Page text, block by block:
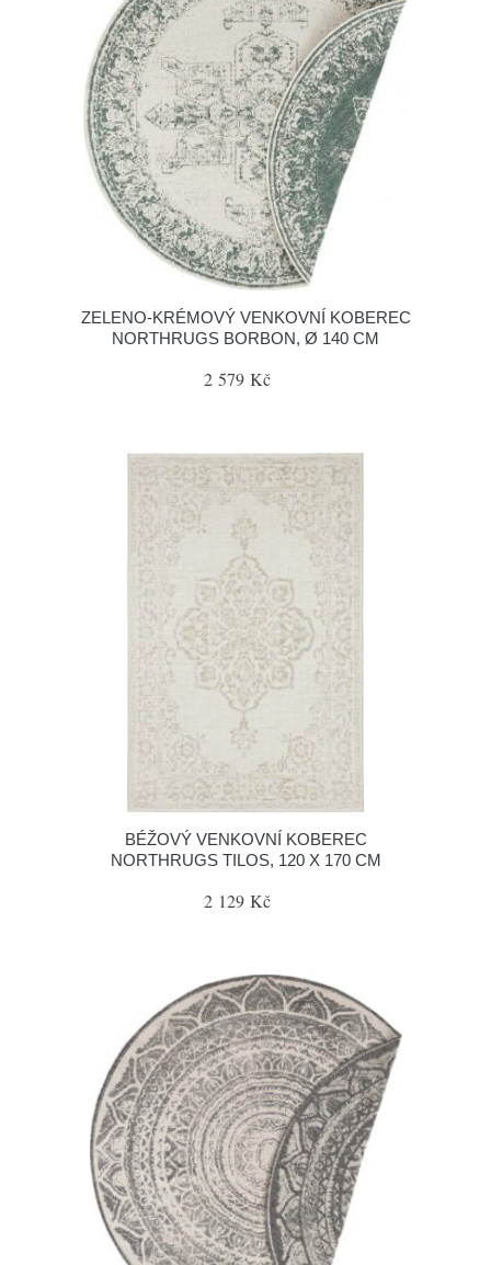
ZELENO-KRÉMOVÝ VENKOVNÍ KOBEREC
NORTHRUGS BORBON, Ø 140 CM
2 579 Kč
BÉŽOVÝ VENKOVNÍ KOBEREC
NORTHRUGS TILOS, 120 X 170 CM
2 129 Kč